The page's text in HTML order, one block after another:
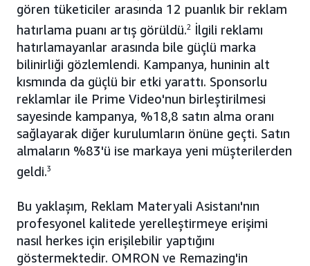
gören tüketiciler arasında 12 puanlık bir reklam
hatırlama puanı artış görüldü.2
İlgili reklamı
hatırlamayanlar arasında bile güçlü marka
bilinirliği gözlemlendi. Kampanya, huninin alt
kısmında da güçlü bir etki yarattı. Sponsorlu
reklamlar ile Prime Video'nun birleştirilmesi
sayesinde kampanya, %18,8 satın alma oranı
sağlayarak diğer kurulumların önüne geçti. Satın
almaların %83'ü ise markaya yeni müşterilerden
geldi.3
Bu yaklaşım, Reklam Materyali Asistanı'nın
profesyonel kalitede yerelleştirmeye erişimi
nasıl herkes için erişilebilir yaptığını
göstermektedir. OMRON ve Remazing'in